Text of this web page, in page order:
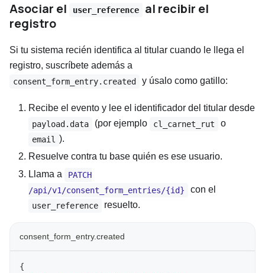
Asociar el user_reference
al recibir el
registro
Si tu sistema recién identifica al titular cuando le llega el
registro, suscríbete además a
consent_form_entry.created y úsalo como gatillo:
Recibe el evento y lee el identificador del titular desde
payload.data (por ejemplo cl_carnet_rut o
email ).
Resuelve contra tu base quién es ese usuario.
Llama a
PATCH
/api/v1/consent_form_entries/{id}
con el
user_reference resuelto.
consent_form_entry.created
{